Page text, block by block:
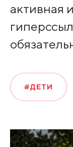
активная
#ДЕТИ